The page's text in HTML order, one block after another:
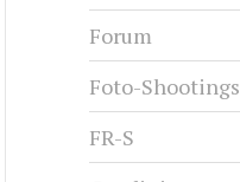
Forum
Foto-Shootings
FR-S